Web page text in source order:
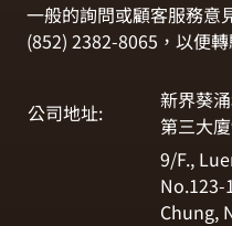
一般的詢問或顧客服務意
(852) 2382-8065，以便
公司地址:
新界葵
第三大
9/F.,
No.123-
Chung,